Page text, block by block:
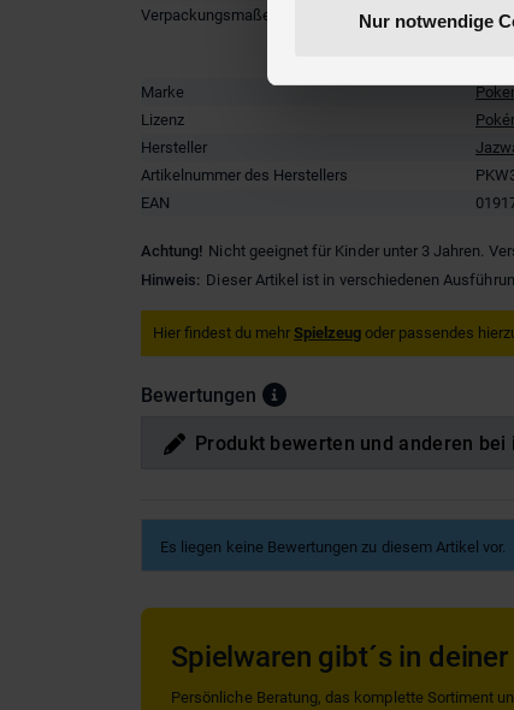
Nur notwendige
Verpackungsmaße
Marke
Lizenz
Hersteller
Artikelnummer des Herstellers
EAN
Achtung! Nicht geeignet für Kinder unter 3 Jahren.
Hinweis: Dieser Artikel ist in verschiedenen
Hier findest du mehr Spielzeug oder passendes
Bewertungen
Produkt bewerten und anderen
Es liegen keine Bewertungen zu diesem Artikel vor.
Spielwaren gibt´s in deiner
Persönliche Beratung, das komplette Sortiment